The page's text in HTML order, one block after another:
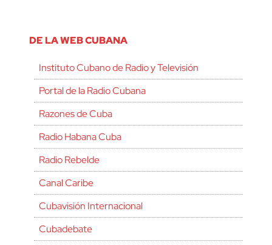
DE LA WEB CUBANA
Instituto Cubano de Radio y Televisión
Portal de la Radio Cubana
Razones de Cuba
Radio Habana Cuba
Radio Rebelde
Canal Caribe
Cubavisión Internacional
Cubadebate